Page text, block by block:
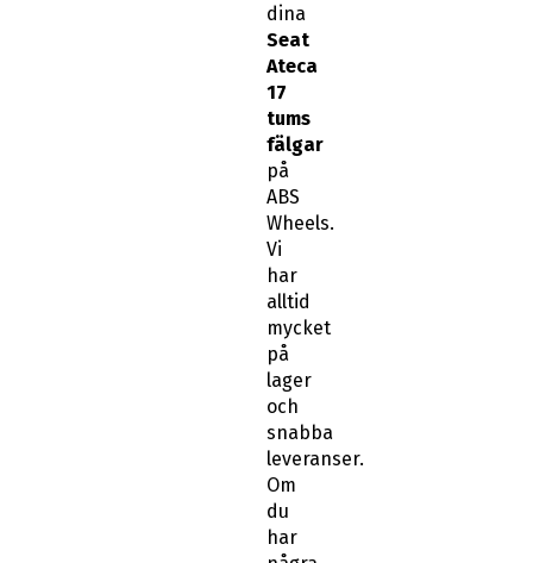
dina
Seat
Ateca
17
tums
fälgar
på
ABS
Wheels.
Vi
har
alltid
mycket
på
lager
och
snabba
leveranser.
Om
du
har